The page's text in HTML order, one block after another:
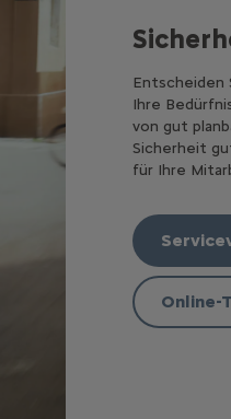
Entscheiden
Ihre
von gut
Sicherheit
für Ihre
Online-